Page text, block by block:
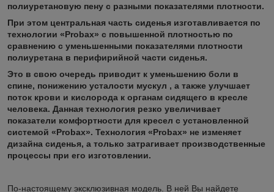
полиуретановую пену с разными показателями плотности.
При этом центральная часть сиденья изготавливается по
технологии «Probax» с повышенной плотностью по
сравнению с уменьшенными показателями плотности
полиуретана в перифирийной части сиденья.
Это в свою очередь приводит к уменьшению боли в
спине, понижению усталости мускул , а также улучшает
поток крови и кислорода к органам сидящего в кресле
человека. Данная технология резко увеличивает
показатели комфортности для кресел с установленной
системой «Probax». Технология «Probax» не изменяет
дизайна сиденья, а только затрагивает производственные
процессы при его изготовлении.
По-настоящему эксклюзивная модель. В ней Вы найдете